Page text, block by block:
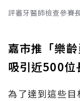
評審牙醫師檢查參賽
嘉市推「樂
吸引近500位
為了達到這些